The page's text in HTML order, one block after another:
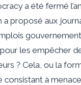
a été fermé
a proposé aux
les empêcher
? Cela, ou la
consistant à